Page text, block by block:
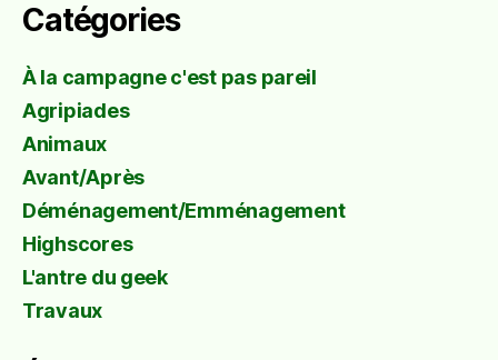
Catégories
À la campagne c'est pas pareil
Agripiades
Animaux
Avant/Après
Déménagement/Emménagement
Highscores
L'antre du geek
Travaux